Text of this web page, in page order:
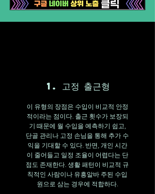
1. 고정 출근형
이 유형의 장점은 수입이 비교적 안정
적이라는 점이다. 출근 횟수가 보장되
기 때문에 월 수입을 예측하기 쉽고,
단골 관리나 고정 손님을 통해 추가 수
익을 기대할 수 있다. 반면, 개인 시간
이 줄어들고 일정 조율이 어렵다는 단
점도 존재한다. 생활 패턴이 비교적 규
칙적인 사람이나 유흥알바 주된 수입
원으로 삼는 경우에 적합하다.